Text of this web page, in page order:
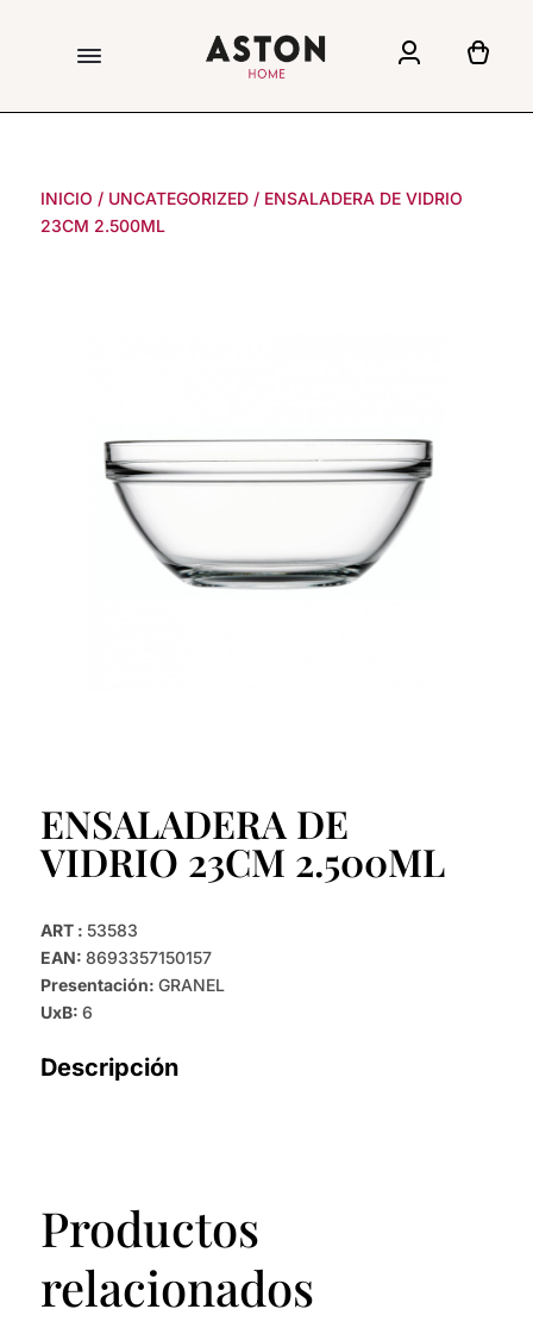
INICIO / UNCATEGORIZED/ ENSALADERA DE VIDRIO
23CM 2.500ML
ENSALADERA DE
VIDRIO 23CM 2.500ML
ART : 53583
EAN: 8693357150157
Presentación: GRANEL
UxB: 6
Descripción
Productos
relacionados